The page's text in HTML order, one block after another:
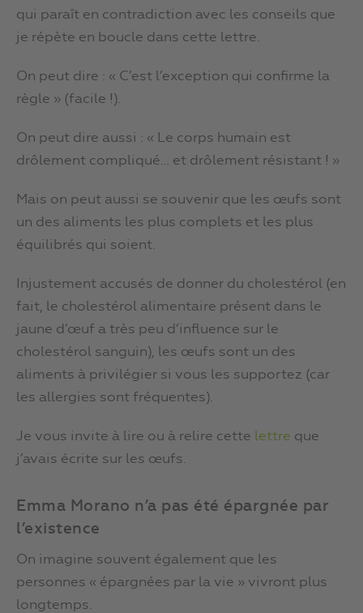
qui paraît en contradiction avec les conseils que
je répète en boucle dans cette lettre.
On peut dire : « C’est l’exception qui confirme la
règle » (facile !).
On peut dire aussi : « Le corps humain est
drôlement compliqué… et drôlement résistant ! »
Mais on peut aussi se souvenir que les œufs sont
un des aliments les plus complets et les plus
équilibrés qui soient.
Injustement accusés de donner du cholestérol (en
fait, le cholestérol alimentaire présent dans le
jaune d’œuf a très peu d’influence sur le
cholestérol sanguin), les œufs sont un des
aliments à privilégier si vous les supportez (car
les allergies sont fréquentes).
Je vous invite à lire ou à relire cette lettre que
j’avais écrite sur les œufs.
Emma Morano n’a pas été épargnée par
l’existence
On imagine souvent également que les
personnes « épargnées par la vie » vivront plus
longtemps.